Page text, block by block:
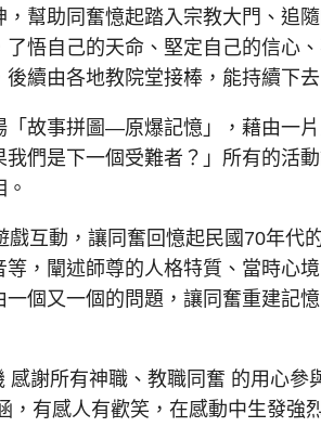
幫助同奮憶起踏入宗教大門、追
悟自己的天命、堅定自己的信心
續由各地教院堂接棒，能持續下去
故事拼圖—原爆記憶」，藉由一片
們是下一個受難者？」所有的活
動，讓同奮回憶起民國70年代
，闡述師尊的人格特質、當時心
個又一個的問題，讓同奮重建記
謝所有神職、教職同奮 的用心參
有感人有歡笑，在感動中生發強